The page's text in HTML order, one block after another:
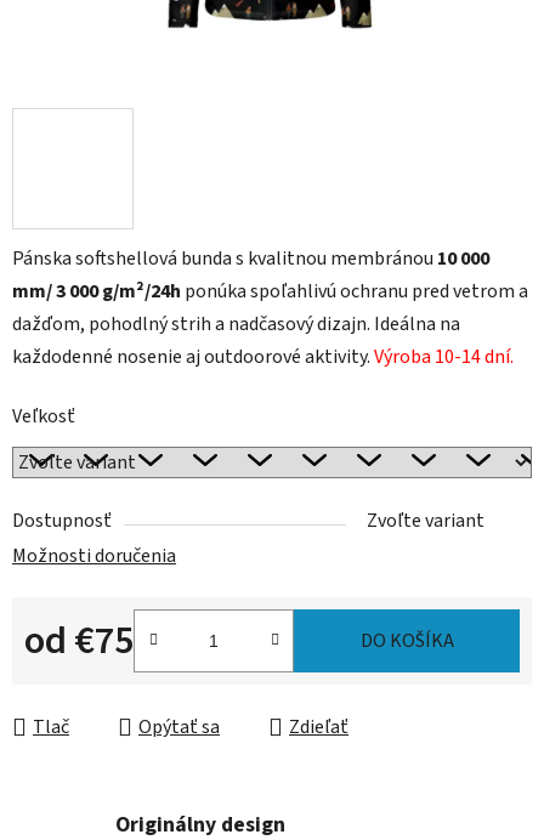
Pánska softshellová bunda s kvalitnou membránou 10 000
mm/ 3 000g/m²/24h ponúka spoľahlivú ochranu pred vetrom a
dažďom, pohodlný strih a nadčasový dizajn. Ideálna na
každodenné nosenie aj outdoorové aktivity.Výroba 10-14 dní.
Veľkosť
Dostupnosť
Zvoľte variant
Možnosti doručenia
od€75
Jednotková cena:
DO KOŠÍKA
Tlač Opýtať sa Zdieľať
Originálny design